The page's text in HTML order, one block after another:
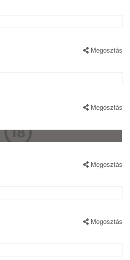
Megosztás
Megosztás
Megosztás
Megosztás